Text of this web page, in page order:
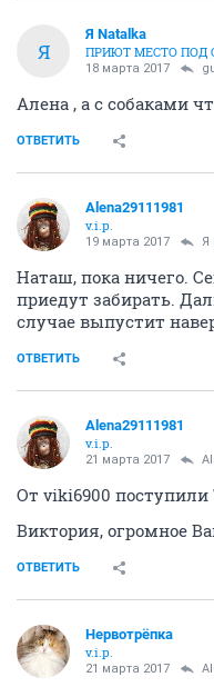
Я
Я Natalka
ПРИЮТ МЕСТО ПОД
18 марта 2017
Алена , а с собаками
ОТВЕТИТЬ
Alena29111981
v.i.p.
19 марта 2017 Я
Наташ, пока ничего.
приедут забирать.
случае выпустит
ОТВЕТИТЬ
Alena29111981
v.i.p.
21 марта 2017
От viki6900
Виктория, огромное
ОТВЕТИТЬ
Нервотрёпка
v.i.p.
21 марта 2017